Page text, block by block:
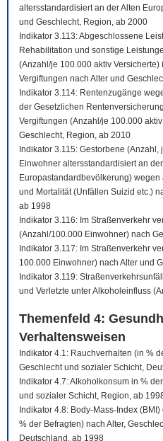
altersstandardisiert an der Alten
und Geschlecht, Region, ab 2000
Indikator 3.113: Abgeschlossene
Rehabilitation und sonstige
(Anzahl/je 100.000 aktiv
Vergiftungen nach Alter und
Indikator 3.114: Rentenzugänge
der Gesetzlichen
Vergiftungen (Anzahl/je 100.000
Geschlecht, Region, ab 2010
Indikator 3.115: Gestorbene
Einwohner altersstandardisiert an
Europastandardbevölkerung)
und Mortalität (Unfällen Suizid etc.)
ab 1998
Indikator 3.116: Im Straßenverkehr
(Anzahl/100.000 Einwohner) nach
Indikator 3.117: Im Straßenverkehr
100.000 Einwohner) nach Alter und
Indikator 3.119:
und Verletzte unter Alkoholeinfluss
Themenfeld 4:
Verhaltensweisen
Indikator 4.1: Rauchverhalten (in %
Geschlecht und sozialer Schicht,
Indikator 4.7: Alkoholkonsum in %
und sozialer Schicht, Region, ab
Indikator 4.8: Body-Mass-Index
% der Befragten) nach Alter,
Deutschland, ab 1998